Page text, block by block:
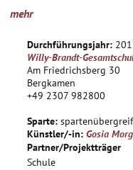
unbekannten
wichtig sind. Diese
dieses Projekts werden.
Abschließend ist eine
Wertschätzung für ihre
Selbstvertrauen stärken
mehr
Durchführungsjahr:
Willy-Brandt-
Am Friedrichsberg 30
Bergkamen
+49 2307 982800
Sparte:
Künstler/-in: Gosia
Partner/Projektträger
Schule